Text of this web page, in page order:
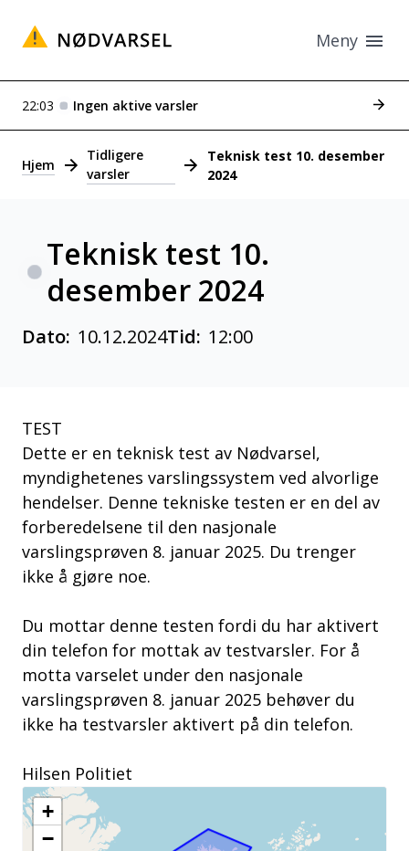
Meny
Varsler
22:03 Ingen aktive varsler Se
Hjem
Tidligere
varsler
Teknisk test 10. desember
2024
Teknisk test 10.
desember 2024
Dato: 10.12.2024Tid: 12:00
TEST
Dette er en teknisk test av Nødvarsel,
myndighetenes varslingssystem ved alvorlige
hendelser. Denne tekniske testen er en del av
forberedelsene til den nasjonale
varslingsprøven 8. januar 2025. Du trenger
ikke å gjøre noe.
Du mottar denne testen fordi du har aktivert
din telefon for mottak av testvarsler. For å
motta varselet under den nasjonale
varslingsprøven 8. januar 2025 behøver du
ikke ha testvarsler aktivert på din telefon.
Hilsen Politiet
+
−